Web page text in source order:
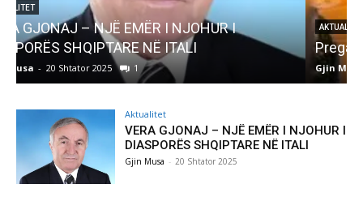
AKTUALITET
Pregaditi Gjin Musa-Rome- Shtator 2025
Gjin Musa - 8 Shtator 2025 0
Aktualitet
VERA GJONAJ – NJË EMËR I NJOHUR I
DIASPORËS SHQIPTARE NË ITALI
Gjin Musa - 20 Shtator 2025